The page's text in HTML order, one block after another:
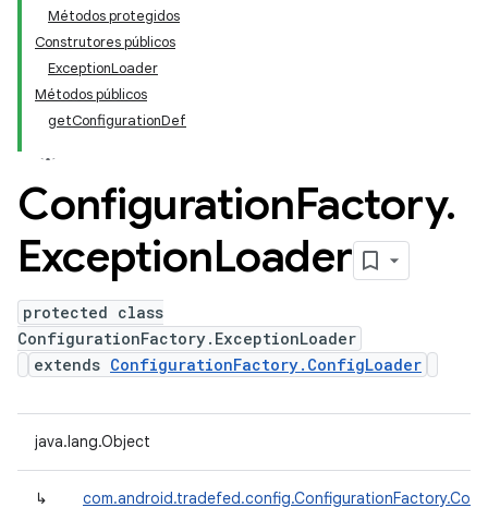
Métodos protegidos
Construtores públicos
ExceptionLoader
Métodos públicos
getConfigurationDef
ConfigurationFactory.
ExceptionLoader
protected class
ConfigurationFactory.ExceptionLoader
extends ConfigurationFactory.ConfigLoader
java.lang.Object
↳